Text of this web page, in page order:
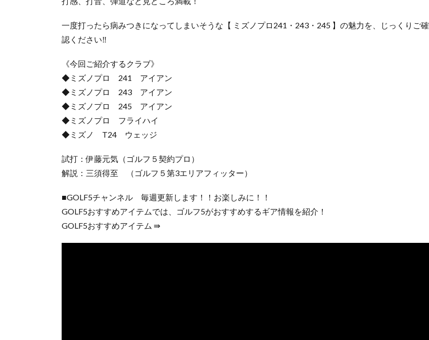
一度打ったら病みつきになってしまいそうな【 ミズノプロ241・243・245 】の魅力を、じっくりご確
認ください‼
《今回ご紹介するクラブ》
◆ミズノプロ 241 アイアン
◆ミズノプロ 243 アイアン
◆ミズノプロ 245 アイアン
◆ミズノプロ フライハイ
◆ミズノ T24 ウェッジ
試打：伊藤元気（ゴルフ５契約プロ）
解説：三須得至 （ゴルフ５第3エリアフィッター）
■GOLF5チャンネル 毎週更新します！！お楽しみに！！
GOLF5おすすめアイテムでは、ゴルフ5がおすすめするギア情報を紹介！
GOLF5おすすめアイテム ⇛